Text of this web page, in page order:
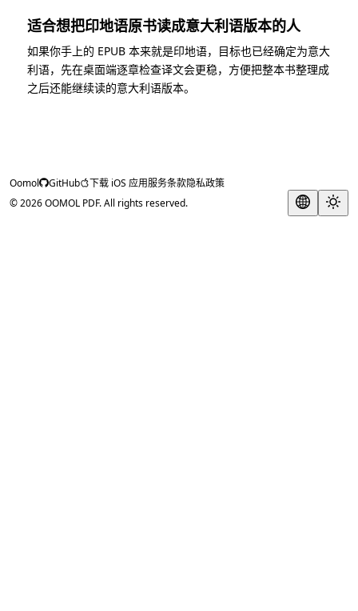
适合想把印地语原书读成意大利语版本的人
如果你手上的 EPUB 本来就是印地语，目标也已经确定为意大
利语，先在桌面端逐章检查译文会更稳，方便把整本书整理成
之后还能继续读的意大利语版本。
Oomol GitHub 下载 iOS 应用服务条款隐私政策
© 2026 OOMOL PDF. All rights reserved.